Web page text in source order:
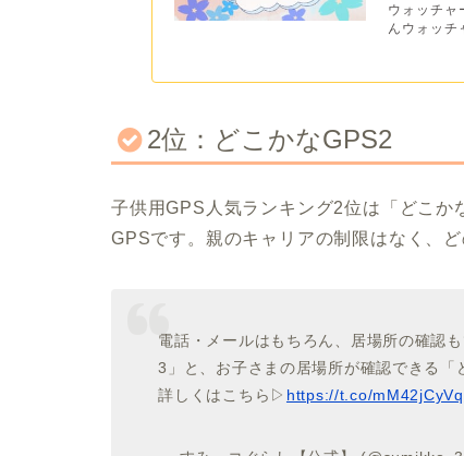
ウォッチャ
んウォッチ
2位：どこかなGPS2
子供用GPS人気ランキング2位は「どこ
GPSです。親のキャリアの制限はなく、
電話・メールはもちろん、居場所の確認
3」と、お子さまの居場所が確認できる
詳しくはこちら▷ https://t.co/